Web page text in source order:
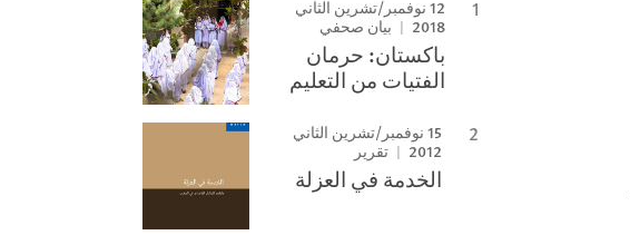
12 نوفمبر/تشرين الثاني
2018
بيان صحفي
باكستان: حرمان
الفتيات من التعليم
15 نوفمبر/تشرين الثاني
2012
تقرير
الخدمة في العزلة